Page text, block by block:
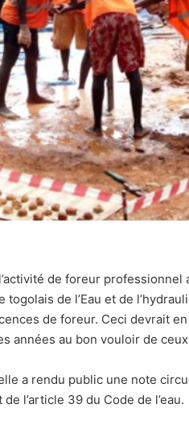
de foreur professionnel
de l’Eau et de
de foreur. Ceci devrait
années au bon vouloir de
a rendu public une note
l’article 39 du Code de l’eau.